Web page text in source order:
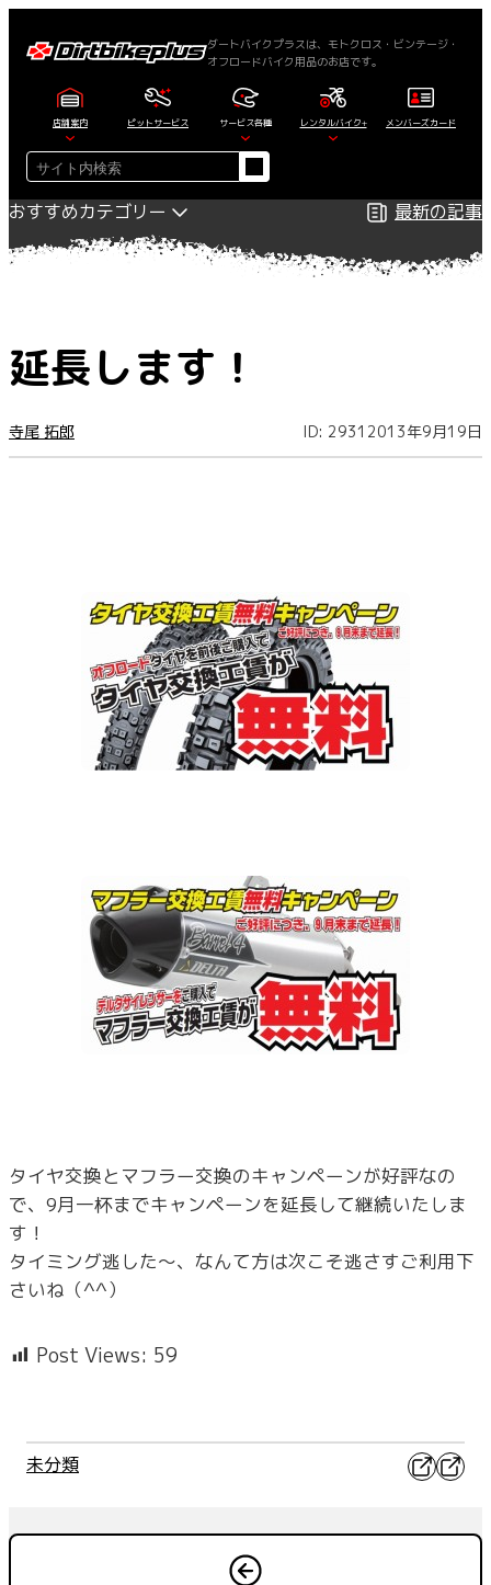
ダートバイクプラスは、モトクロス・ビンテージ・
オフロードバイク用品のお店です。
店舗案内 ピットサービス サービス各種 レンタルバイク+ メンバーズカード
検
索
おすすめカテゴリー
最新の記事
延長します！
寺尾 拓郎 ID: 2931 2013年9月19日
タイヤ交換とマフラー交換のキャンペーンが好評なの
で、9月一杯までキャンペーンを延長して継続いたしま
す！
タイミング逃した～、なんて方は次こそ逃さすご利用下
さいね（^^）
Post Views: 59
未分類 X